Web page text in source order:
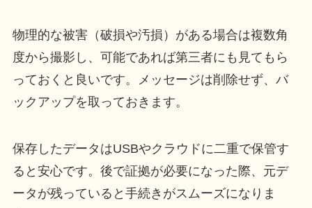
物理的な被害（破損や汚損）がある場合は複数角
度から撮影し、可能であれば第三者にも見てもら
っておくと良いです。メッセージは削除せず、バ
ックアップを取っておきます。
保存したデータはUSBやクラウドに二重で保管す
ると安心です。後で証拠が必要になった際、元デ
ータが残っていると手続きがスムーズになりま